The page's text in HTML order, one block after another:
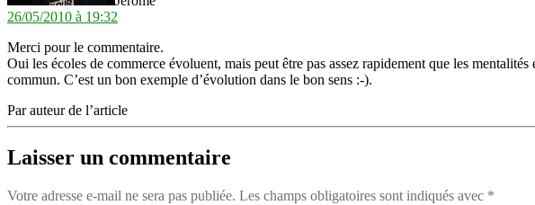
26/05/2010 à 19:32
Merci pour le commentaire.
Oui les écoles de commerce évoluent, mais peut être pas assez rapidement que les
commun. C’est un bon exemple d’évolution dans le bon sens :-).
Par auteur de l’article
Laisser un commentaire
Votre adresse e-mail ne sera pas publiée. Les champs obligatoires sont indiqués avec *